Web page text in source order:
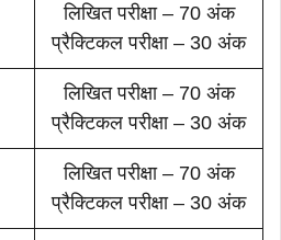
लिखित परीक्षा – 70 अंक
प्रैक्टिकल परीक्षा – 30 अंक
लिखित परीक्षा – 70 अंक
प्रैक्टिकल परीक्षा – 30 अंक
लिखित परीक्षा – 70 अंक
प्रैक्टिकल परीक्षा – 30 अंक